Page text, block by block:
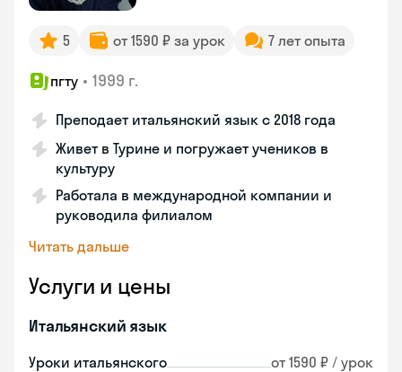
5 от 1590 ₽ за урок 7 лет опыта
пгту • 1999 г.
Преподает итальянский язык с 2018 года
Живет в Турине и погружает учеников в
культуру
Работала в международной компании и
руководила филиалом
Читать дальше
Услуги и цены
Итальянский язык
Уроки итальянского от 1590 ₽ / урок